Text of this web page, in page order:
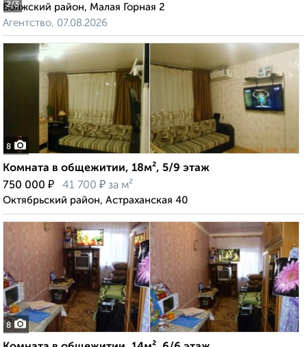
2/3
Волжский район, Малая Горная 2
Агентство, 07.08.2026
8
Комната в общежитии, 18м², 5/9 этаж
750 000 ₽ 41 700 ₽ за м²
Октябрьский район, Астраханская 40
8